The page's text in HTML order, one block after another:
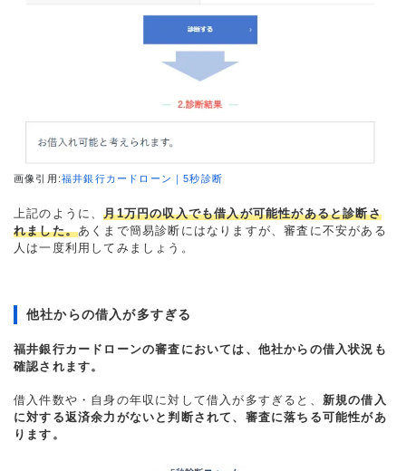
画像引用:福井銀行カードローン｜5秒診断
上記のように、月1万円の収入でも借入が可能性があると診断さ
れました。あくまで簡易診断にはなりますが、審査に不安がある
人は一度利用してみましょう。
他社からの借入が多すぎる
福井銀行カードローンの審査においては、他社からの借入状況も
確認されます。
借入件数や・自身の年収に対して借入が多すぎると、 新規の借入
に対する返済余力がないと判断されて、審査に落ちる可能性があ
ります。